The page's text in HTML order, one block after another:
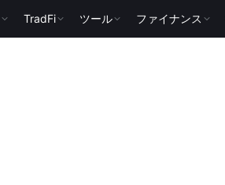
TradFi ツール ファイナンス